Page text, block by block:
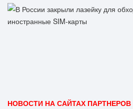
НОВОСТИ НА САЙТАХ ПАРТНЕРОВ